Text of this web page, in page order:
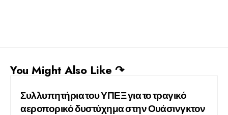
You Might Also Like ↷
Συλλυπητήρια του ΥΠΕΞ για το τραγικό
αεροπορικό δυστύχημα στην Ουάσινγκτον